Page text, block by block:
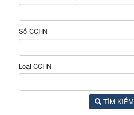
Số CCHN
Loại CCHN
TÌM KIẾM